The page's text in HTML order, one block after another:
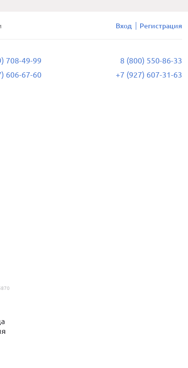
Вход Регистрация
708-49-99
606-67-60
8 (800) 550-86-33
+7 (927) 607-31-63